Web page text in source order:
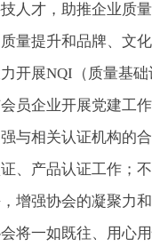
人才，助推企业质
量提升和品牌、文
开展NQI（质量基
员企业开展党建工
与相关认证机构的
、产品认证工作；
增强协会的凝聚力
将一如既往、用心